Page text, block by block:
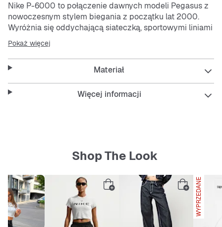
Nike P-6000 to połączenie dawnych modeli Pegasusz
nowoczesnym stylem biegania z początku lat 2000.
Wyróżnia się oddychającą siateczką, sportowymi liniami
i przewiewnymi nakładkami, które tworzą idealne
połączenie wyrazistego wyglądu i komfortu noszenia.
Piankowa amortyzacja zapewnia podniesiony,
inspirowany bieżnią design i niesamowite tłumienie.
Nakładki z tkaniny i tworzywa sztucznego dodają
Więcej szczegółów
Odbijające światło detale
Nie nadaje się do użytku jako osobiste
wyposażenie ochronne (OEO)
Pokaż więcej
Materiał
Więcej informacji
Shop The Look
WYPRZEDANE